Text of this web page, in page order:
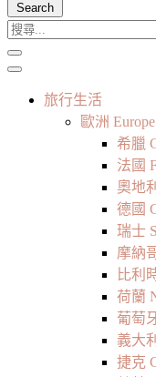
Search
搜
尋
關
旅行生活
歐洲 Europe
希臘
法國
奧地
德國
瑞士
摩納
比利
荷蘭
葡萄
義大
捷克